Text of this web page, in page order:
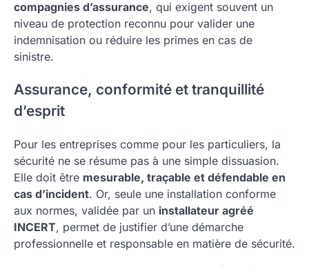
compagnies d’assurance, qui exigent souvent un
niveau de protection reconnu pour valider une
indemnisation ou réduire les primes en cas de
sinistre.
Assurance, conformité et tranquillité
d’esprit
Pour les entreprises comme pour les particuliers, la
sécurité ne se résume pas à une simple dissuasion.
Elle doit être mesurable, traçable et défendable en
cas d’incident. Or, seule une installation conforme
aux normes, validée par un installateur agréé
INCERT, permet de justifier d’une démarche
professionnelle et responsable en matière de sécurité.